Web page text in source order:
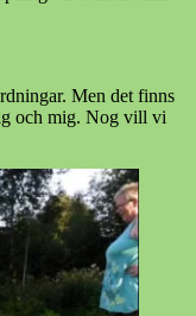
Men det finns
och mig. Nog vill vi